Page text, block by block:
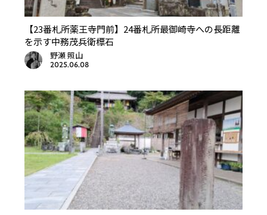
【23番札所薬王寺門前】24番札所最御崎寺への長距離
を示す中務茂兵衛標石
野瀬 照山
2025.06.08